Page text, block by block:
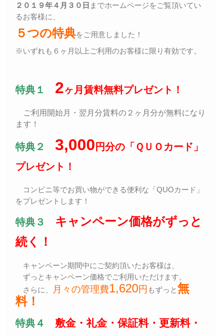
２０１９年４月３０日 までホームページをご覧頂いてい
るお客様に、
５つの特典をご用意しました！
※いずれも６ヶ月以上ご利用のお客様に限り有効です。
特典１ 2ヶ月賃料無料プレゼント！
ご利用開始月・翌月分賃料の２ヶ月分が無料になり
ます！
特典２ 3,000 円分の「ＱＵＯカード」
プレゼント！
コンビニ等でお買い物ができる便利な「QUOカード」
をプレゼントします！
特典３
キャンペーン価格がずっと
続く！
キャンペーン期間中にご契約頂いたお客様は、
ずっとキャンペーン価格でご利用いただけます。
さらに、
月々の管理費1,620円 もずっと無
料！
特典４
敷金・礼金・保証料・更新料・